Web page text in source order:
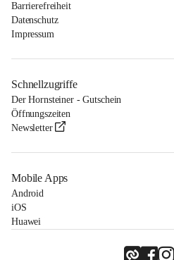
Barrierefreiheit
Datenschutz
Impressum
Schnellzugriffe
Der Hornsteiner - Gutschein
Öffnungszeiten
Newsletter
Mobile Apps
Android
iOS
Huawei